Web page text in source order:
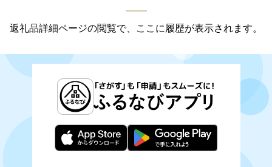
返礼品詳細ページの閲覧で、ここに履歴が表示されます。